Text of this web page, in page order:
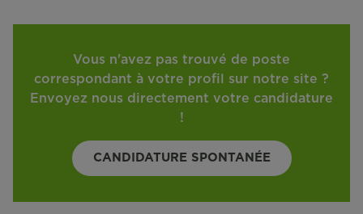
Vous n'avez pas trouvé de poste
correspondant à votre profil sur notre site ?
Envoyez nous directement votre candidature
!
CANDIDATURE SPONTANÉE